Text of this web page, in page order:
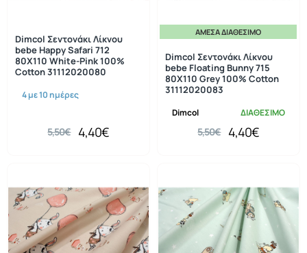
4 με 10 ημέρες
Dimcol Σεντονάκι Λίκνου
bebe Happy Safari 712
80X110 White-Pink 100%
Cotton 31112020080
4,40€
5,50€
ΆΜΕΣΑ ΔΙΑΘΈΣΙΜΟ
Dimcol ΔΙΑΘΕΣΙΜΟ
Dimcol Σεντονάκι Λίκνου
bebe Floating Bunny 715
80X110 Grey 100% Cotton
31112020083
4,40€
5,50€